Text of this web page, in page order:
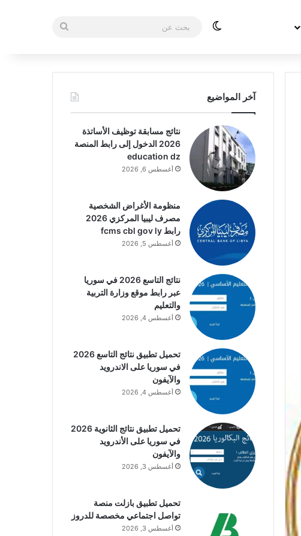
الوضع المظلم
بحث
آخر المواضيع
نتائج مسابقة توظيف الأساتذة
2026 الدخول إلى رابط المنصة
education dz
أغسطس 6, 2026
منظومة الأغراض الشخصية
مصرف ليبيا المركزي 2026
رابط fcms cbl gov ly
أغسطس 5, 2026
نتائج التاسع 2026 في سوريا
عبر رابط موقع وزارة التربية
والتعليم
أغسطس 4, 2026
تحميل تطبيق نتائج التاسع 2026
في سوريا على الاندرويد
والآيفون
أغسطس 4, 2026
تحميل تطبيق نتائج الثانوية 2026
في سوريا على الأندرويد
والآيفون
أغسطس 3, 2026
تحميل تطبيق بازلت منصة
تواصل اجتماعي مخصصة للدروز
أغسطس 3, 2026